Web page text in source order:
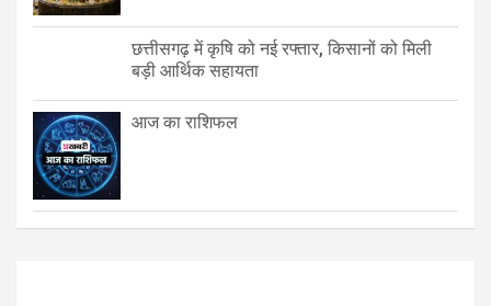
छत्तीसगढ़ में कृषि को नई रफ्तार, किसानों को मिली
बड़ी आर्थिक सहायता
आज का राशिफल